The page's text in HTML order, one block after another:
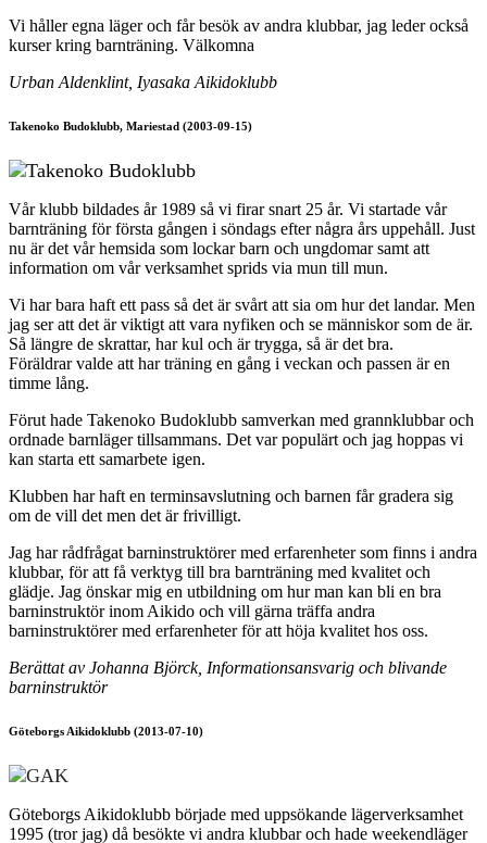
Vi håller egna läger och får besök av andra klubbar, jag leder också
kurser kring barnträning. Välkomna
Urban Aldenklint, Iyasaka Aikidoklubb
Takenoko Budoklubb, Mariestad (2003-09-15)
Vår klubb bildades år 1989 så vi firar snart 25 år. Vi startade vår
barnträning för första gången i söndags efter några års uppehåll. Just
nu är det vår hemsida som lockar barn och ungdomar samt att
information om vår verksamhet sprids via mun till mun.
Vi har bara haft ett pass så det är svårt att sia om hur det landar. Men
jag ser att det är viktigt att vara nyfiken och se människor som de är.
Så längre de skrattar, har kul och är trygga, så är det bra.
Föräldrar valde att har träning en gång i veckan och passen är en
timme lång.
Förut hade Takenoko Budoklubb samverkan med grannklubbar och
ordnade barnläger tillsammans. Det var populärt och jag hoppas vi
kan starta ett samarbete igen.
Klubben har haft en terminsavslutning och barnen får gradera sig
om de vill det men det är frivilligt.
Jag har rådfrågat barninstruktörer med erfarenheter som finns i andra
klubbar, för att få verktyg till bra barnträning med kvalitet och
glädje. Jag önskar mig en utbildning om hur man kan bli en bra
barninstruktör inom Aikido och vill gärna träffa andra
barninstruktörer med erfarenheter för att höja kvalitet hos oss.
Berättat av Johanna Björck, Informationsansvarig och blivande
barninstruktör
Göteborgs Aikidoklubb (2013-07-10)
Göteborgs Aikidoklubb började med uppsökande lägerverksamhet
1995 (tror jag) då besökte vi andra klubbar och hade weekendläger